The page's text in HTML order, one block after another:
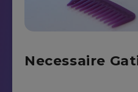
Necessaire